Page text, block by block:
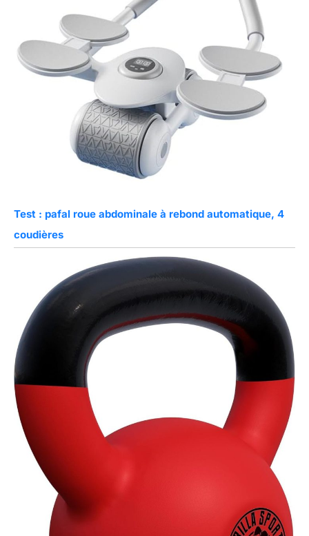
Test : pafal roue abdominale à rebond automatique, 4
coudières